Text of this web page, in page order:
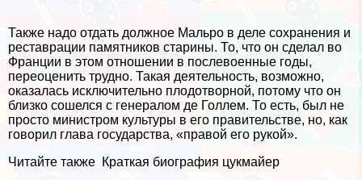
Также надо отдать должное Мальро в деле сохранения и
реставрации памятников старины. То, что он сделал во
Франции в этом отношении в послевоенные годы,
переоценить трудно. Такая деятельность, возможно,
оказалась исключительно плодотворной, потому что он
близко сошелся с генералом де Голлем. То есть, был не
просто министром культуры в его правительстве, но, как
говорил глава государства, «правой его рукой».
Читайте также Краткая биография цукмайер